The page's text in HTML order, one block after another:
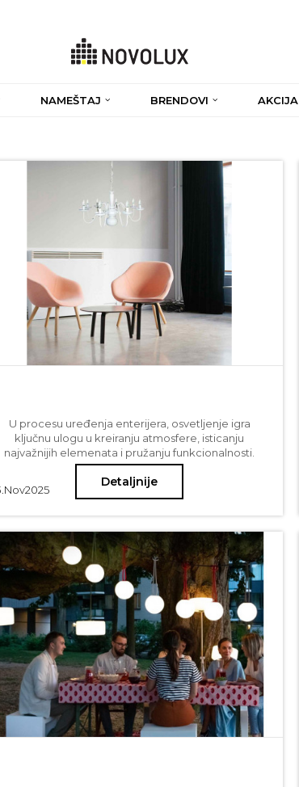
NAMEŠTAJ BRENDOVI AKCIJA
Nov2025
U procesu uređenja enterijera, osvetljenje igra
ključnu ulogu u kreiranju atmosfere, isticanju
najvažnijih elemenata i pružanju funkcionalnosti.
Rasvetna tela i uopšte tema rasvete jedna je od
glavnih tema kojom se bavimo kada hoćemo da naš
prostor zasija u svom najlepšem svetlu. Među
elegancijom i tradicijom unose poseban šarm u
svaki prostor. Posebno su interesantni u očigledno
savremenim enterijerskim rešenjima jer upravo
kontrastom koji nude ističu i lepotu prostora i svoju
lepotu. U ovom blog postu saznajte više o
ovim vrstama osvetljenja i kako odabrati idealan
model koji će se uklopiti u vaš stil i potrebe.
Detaljnije